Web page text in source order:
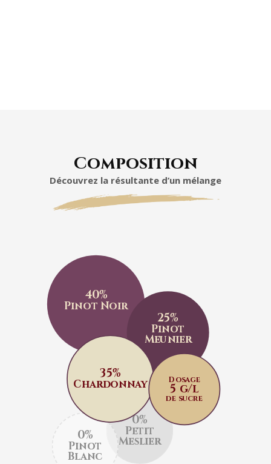
Composition
Découvrez la résultante d’un mélange
40%
Pinot Noir
25%
Pinot
Meunier
Dosage
5 g/l
de sucre
35%
Chardonnay
0%
Petit
Meslier
0%
Pinot
Blanc